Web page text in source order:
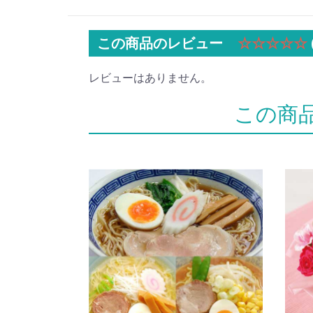
この商品のレビュー ☆☆☆☆☆
レビューはありません。